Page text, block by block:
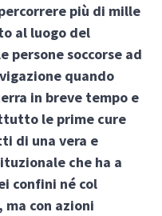
più di mille
al luogo del
persone soccorse ad
quando
in breve tempo e
le prime cure
di una vera e
che ha a
confini né col
con azioni